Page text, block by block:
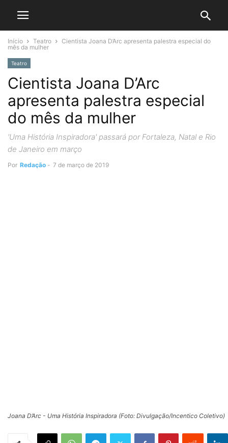
Início Teatro
Cientista Joana D’Arc apresenta palestra especial do
mês da mulher
Teatro
Cientista Joana D’Arc
apresenta palestra especial
do mês da mulher
'Uma História Inspiradora' passará por Fortaleza, Natal e Rio
de Janeiro em março
Por Redação - 7 de março de 2019
Joana D’Arc - Uma História Inspiradora (Foto: Divulgação/Incentico Coletivo)